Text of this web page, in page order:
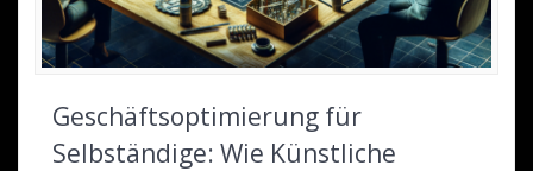
Geschäftsoptimierung für
Selbständige: Wie Künstliche